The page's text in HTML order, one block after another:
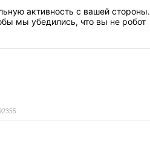
активность с вашей стороны.
мы убедились, что вы не робот